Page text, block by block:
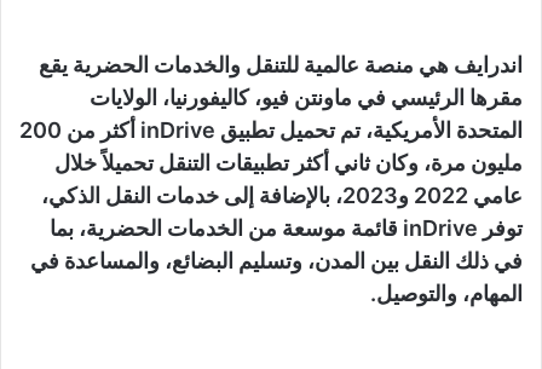
اندرايف هي منصة عالمية للتنقل والخدمات الحضرية يقع
مقرها الرئيسي في ماونتن فيو، كاليفورنيا، الولايات
المتحدة الأمريكية، تم تحميل تطبيق inDrive أكثر من 200
مليون مرة، وكان ثاني أكثر تطبيقات التنقل تحميلاً خلال
عامي 2022 و2023، بالإضافة إلى خدمات النقل الذكي،
توفر inDrive قائمة موسعة من الخدمات الحضرية، بما
في ذلك النقل بين المدن، وتسليم البضائع، والمساعدة في
المهام، والتوصيل.